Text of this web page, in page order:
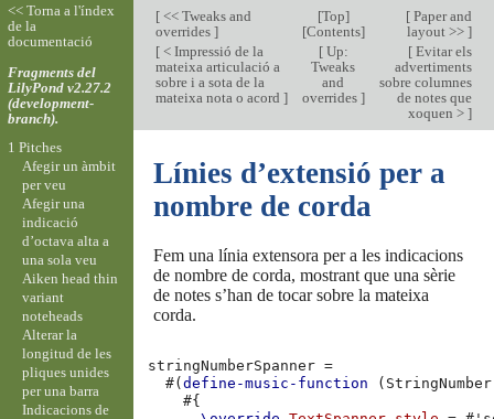
[<< Tweaks and
overrides ]
[Top]
[Contents]
[Paper and
layout >> ]
[< Impressió de la
mateixa articulació a
sobre i a sota de la
mateixa nota o acord ]
[Up:
Tweaks
and
overrides ]
[Evitar els
advertiments
sobre columnes
de notes que
xoquen > ]
Línies d’extensió per a
nombre de corda
Fem una línia extensora per a les indicacions
de nombre de corda, mostrant que una sèrie
de notes s’han de tocar sobre la mateixa
corda.
stringNumberSpanner =
#(define-music-function ( StringNumber
#{
<< Torna a l'índex
de la
documentació
Fragments del
LilyPond v2.27.2
(development-
branch).
1 Pitches
Afegir un àmbit
per veu
Afegir una
indicació
d’octava alta a
una sola veu
Aiken head thin
variant
noteheads
Alterar la
longitud de les
pliques unides
per una barra
Indicacions de